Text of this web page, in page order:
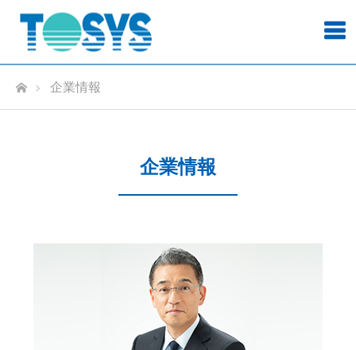
ホーム企業情報
企業情報